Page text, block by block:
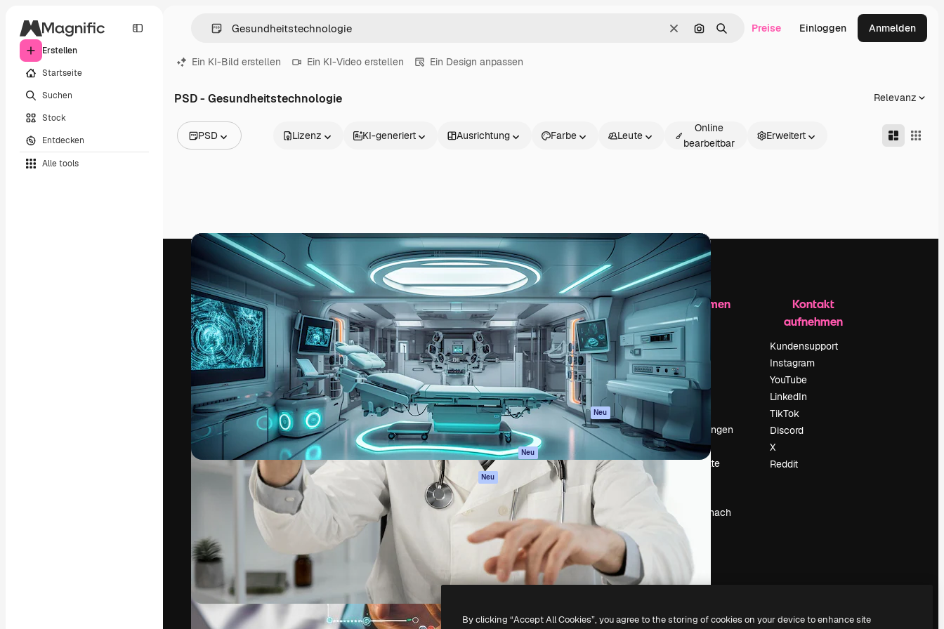
Erstellen
Startseite
Suchen
Stock
Entdecken
Alle tools
LöschenNach Bild suchen
SuchenPreise Einloggen Anmelden
Ein KI-Bild erstellen Ein KI-Video erstellen Ein Design anpassen
PSD - Gesundheitstechnologie Relevanz
PSD
Videos
Filmmaterial
Motion Graphics
Videovorlagen
Icons
3D-Modelle
Schriftarten
Lizenz KI-generiert Ausrichtung Farbe Leute
Online
bearbeitbar
Erweitert
Die kreative Plattform, um deine beste
Arbeit zu verwirklichen. Mehr als 1 Million
Abonnenten unter Kreativen, Unternehmen,
Agenturen und Studios.
Deutsch
Produkte
Spaces
KI-Assistent
KI-Bildgenerator
KI-Videogenerator
KI-
Stimmengenerator
Stock-Inhalte
MCP für
Claude/ChatGPT
Neu
Agenten Neu
API
Mobile App
Alle Magnific-Tools
Loslegen
Academy
Dokumentation
Support
AGB
Datenschutzerklärung
Originale Neu
Cookie-Richtlinie
Vertrauenszentrum
Partner
Unternehmen
Unternehmen
Preise
Über uns
Reviews
Karriere
Suchtrends
Veranstaltungen
Slidesgo
Deine Inhalte
Suchst du nach
magnific.ai
Kontakt
aufnehmen
Kundensupport
Instagram
YouTube
LinkedIn
TikTok
Discord
X
Reddit
Copyright © 2010- Freepik Company S.L.U. Alle Rechte vorbehalten
By clicking “Accept All Cookies”, you agree to the storing of cookies on your device to enhance site